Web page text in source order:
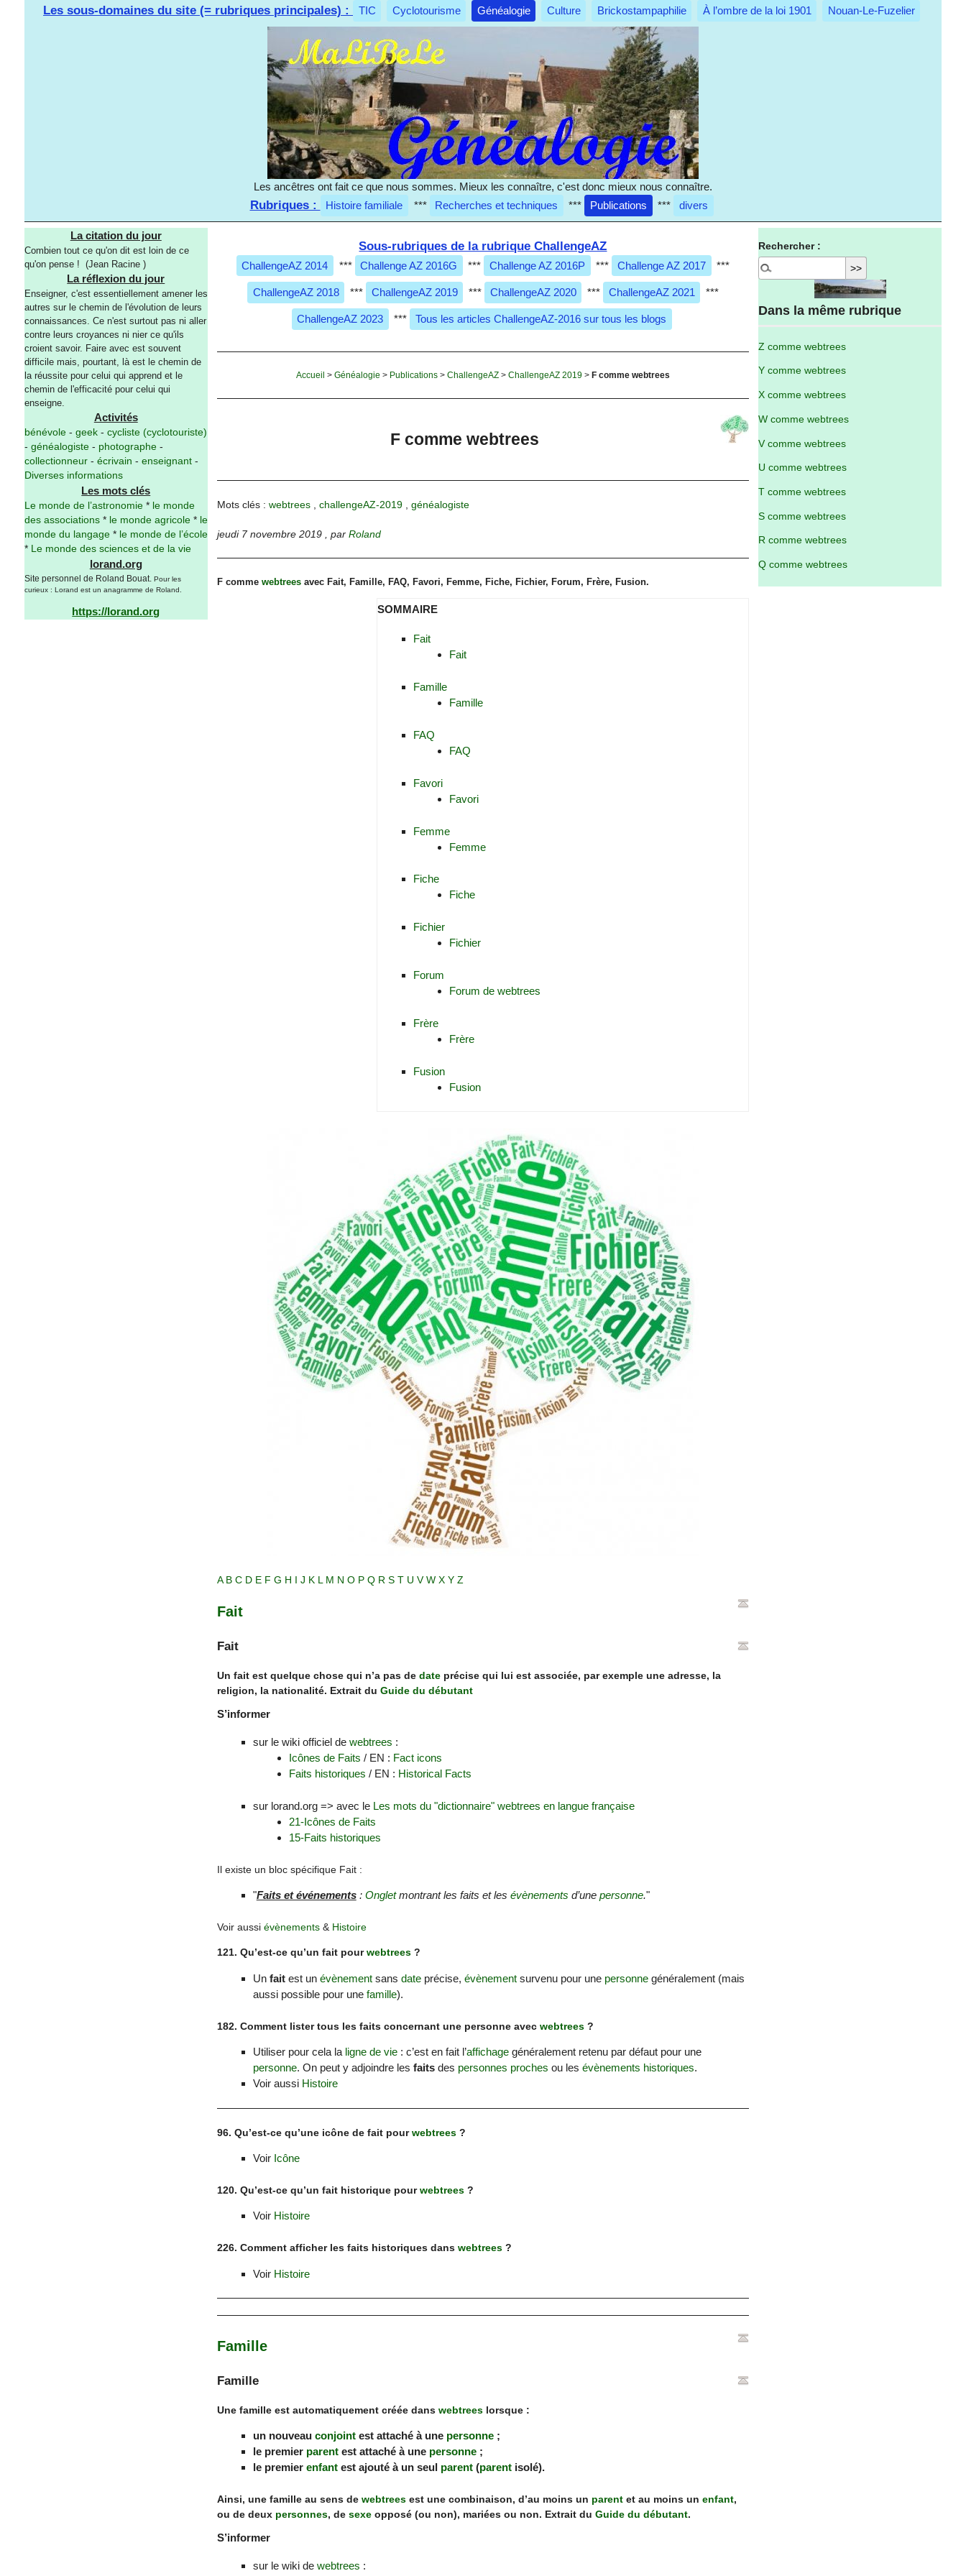
Les sous-domaines du site (= rubriques principales) : TIC Cyclotourisme Généalogie Culture Brickostampaphilie À l’ombre de la loi 1901 Nouan-Le-Fuzelier
Les ancêtres ont fait ce que nous sommes. Mieux les connaître, c'est donc mieux nous connaître.
Rubriques : Histoire familiale *** Recherches et techniques *** Publications *** divers
La citation du jour
Combien tout ce qu'on dit est loin de ce
qu'on pense ! (Jean Racine )
La réflexion du jour
Enseigner, c'est essentiellement amener les
autres sur le chemin de l'évolution de leurs
connaissances. Ce n'est surtout pas ni aller
contre leurs croyances ni nier ce qu'ils
croient savoir. Faire avec est souvent
difficile mais, pourtant, là est le chemin de
la réussite pour celui qui apprend et le
chemin de l'efficacité pour celui qui
enseigne.
Activités
bénévole- geek- cycliste (cyclotouriste)
- généalogiste- photographe-
collectionneur- écrivain - enseignant-
Diverses informations
Les mots clés
Le monde de l’astronomie* le monde
des associations* le monde agricole* le
monde du langage* le monde de l’école
*
Le monde des sciences et de la vie
lorand.org
Site personnel de Roland Bouat. Pour les
curieux : Lorand est un anagramme de Roland.
https://lorand.org
Sous-rubriques de la rubrique ChallengeAZ
ChallengeAZ 2014 *** Challenge AZ 2016G *** Challenge AZ 2016P *** Challenge AZ 2017 ***
ChallengeAZ 2018 *** ChallengeAZ 2019 *** ChallengeAZ 2020 *** ChallengeAZ 2021 ***
ChallengeAZ 2023 *** Tous les articles ChallengeAZ-2016 sur tous les blogs
Accueil > Généalogie > Publications> ChallengeAZ> ChallengeAZ 2019 > F comme webtrees
F comme webtrees
Mots clés : webtrees, challengeAZ-2019, généalogiste
jeudi 7 novembre 2019 par Roland
F comme webtreesavec Fait, Famille, FAQ, Favori, Femme, Fiche, Fichier, Forum, Frère, Fusion.
SOMMAIRE
Fait
Fait
Famille
Famille
FAQ
FAQ
Favori
Favori
Femme
Femme
Fiche
Fiche
Fichier
Fichier
Forum
Forum de webtrees
Frère
Frère
Fusion
Fusion
A B C D E F G H I J K L M N O P Q R S T U V W X Y Z
Fait
Fait
Un fait est quelque chose qui n’a pas de dateprécise qui lui est associée, par exemple une adresse, la
religion, la nationalité. Extrait du Guide du débutant
S’informer
sur le wiki officiel de webtrees :
Icônes de Faits / EN : Fact icons
Faits historiques / EN : Historical Facts
sur lorand.org => avec le Les mots du "dictionnaire" webtrees en langue française
21-Icônes de Faits
15-Faits historiques
Il existe un bloc spécifique Fait :
"Faits et événements: Ongletmontrant les faits et les évènements d’une personne."
Voir aussi évènements& Histoire
121. Qu’est-ce qu’un fait pourwebtrees?
Un faitest un évènementsans dateprécise, évènementsurvenu pour une personnegénéralement (mais
aussi possible pour une famille).
182. Comment lister tous les faits concernant une personne avec webtrees?
Utiliser pour cela la ligne de vie: c’est en fait l’affichagegénéralement retenu par défaut pour une
personne. On peut y adjoindre les faitsdes personnes proches ou les évènements historiques.
Voir aussi Histoire
96. Qu’est-ce qu’une icône de fait pourwebtrees?
Voir Icône
120. Qu’est-ce qu’un fait historique pourwebtrees?
Voir Histoire
226. Comment afficher les faits historiques dans webtrees?
Voir Histoire
Famille
Famille
Une famille est automatiquement créée dans webtreeslorsque :
un nouveau conjointest attaché à une personne;
le premier parentest attaché à une personne;
le premier enfantest ajouté à un seul parent(parentisolé).
Ainsi, une famille au sens de webtreesest une combinaison, d’au moins un parentet au moins un enfant,
ou de deux personnes, de sexeopposé (ou non), mariées ou non. Extrait du Guide du débutant.
S’informer
sur le wiki de webtrees :
Rechercher :
Dans la même rubrique
Z comme webtrees
Y comme webtrees
X comme webtrees
W comme webtrees
V comme webtrees
U comme webtrees
T comme webtrees
S comme webtrees
R comme webtrees
Q comme webtrees